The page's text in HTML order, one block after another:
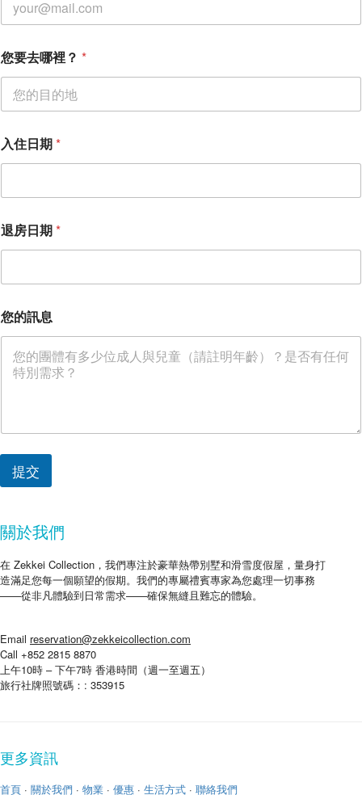
您要去哪裡？ *
入住日期*
退房日期*
您的訊息
*
*
提交
關於我們
在 Zekkei Collection，我們專注於豪華熱帶別墅和滑雪度假屋，量身打
造滿足您每一個願望的假期。我們的專屬禮賓專家為您處理一切事務
——從非凡體驗到日常需求——確保無縫且難忘的體驗。
Email reservation@zekkeicollection.com
Call +852 2815 8870
上午10時 – 下午7時 香港時間（週一至週五）
旅行社牌照號碼：: 353915
更多資訊
首頁 · 關於我們 · 物業 · 優惠 · 生活方式 · 聯絡我們